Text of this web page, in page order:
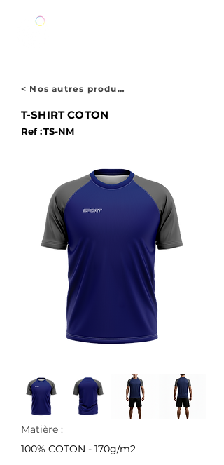
< Nos autres produits
T-SHIRT COTON
Ref :TS-NM
Matière :
100% COTON - 170g/m2